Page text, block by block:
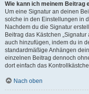
Wie kann ich meinem Beitrag
Um eine Signatur an deinen
solche in den Einstellungen in
Nachdem du die Signatur
Beitrag das Kästchen
auch hinzufügen, indem du in
standardmäßige Anhängen
einzelnen Beitrag dennoch
dort einfach das
Nach oben